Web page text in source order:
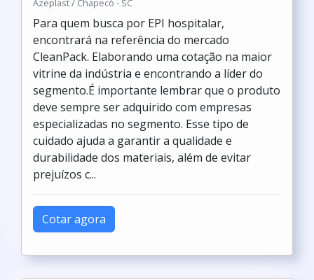
Azeplast / Chapecó - SC
Para quem busca por EPI hospitalar,
encontrará na referência do mercado
CleanPack. Elaborando uma cotação na maior
vitrine da indústria e encontrando a líder do
segmento.É importante lembrar que o produto
deve sempre ser adquirido com empresas
especializadas no segmento. Esse tipo de
cuidado ajuda a garantir a qualidade e
durabilidade dos materiais, além de evitar
prejuízos c...
Cotar agora